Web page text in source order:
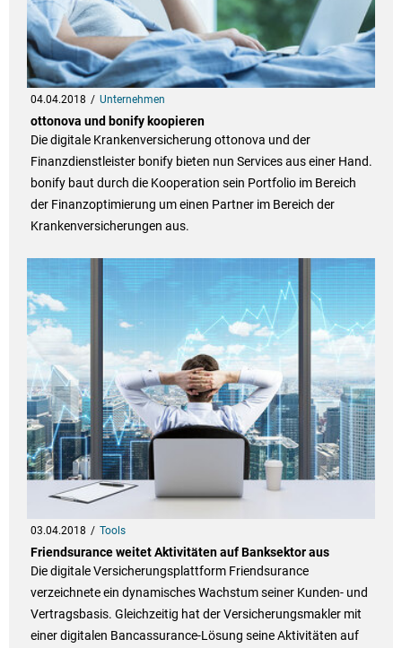
04.04.2018 Unternehmen
ottonova und bonify koopieren
Die digitale Krankenversicherung ottonova und der
Finanzdienstleister bonify bieten nun Services aus einer Hand.
bonify baut durch die Kooperation sein Portfolio im Bereich
der Finanzoptimierung um einen Partner im Bereich der
Krankenversicherungen aus.
03.04.2018 Tools
Friendsurance weitet Aktivitäten auf Banksektor aus
Die digitale Versicherungsplattform Friendsurance
verzeichnete ein dynamisches Wachstum seiner Kunden- und
Vertragsbasis. Gleichzeitig hat der Versicherungsmakler mit
einer digitalen Bancassurance-Lösung seine Aktivitäten auf